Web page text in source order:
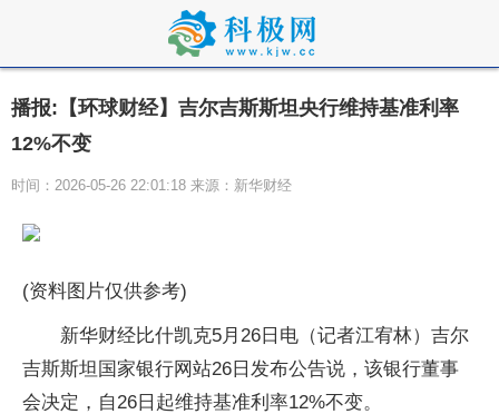
播报:【环球财经】吉尔吉斯斯坦央行维持基准利率
12%不变
时间：2026-05-26 22:01:18 来源：新华财经
(资料图片仅供参考)
新华财经比什凯克5月26日电（记者江宥林）吉尔
吉斯斯坦国家银行网站26日发布公告说，该银行董事
会决定，自26日起维持基准利率12%不变。